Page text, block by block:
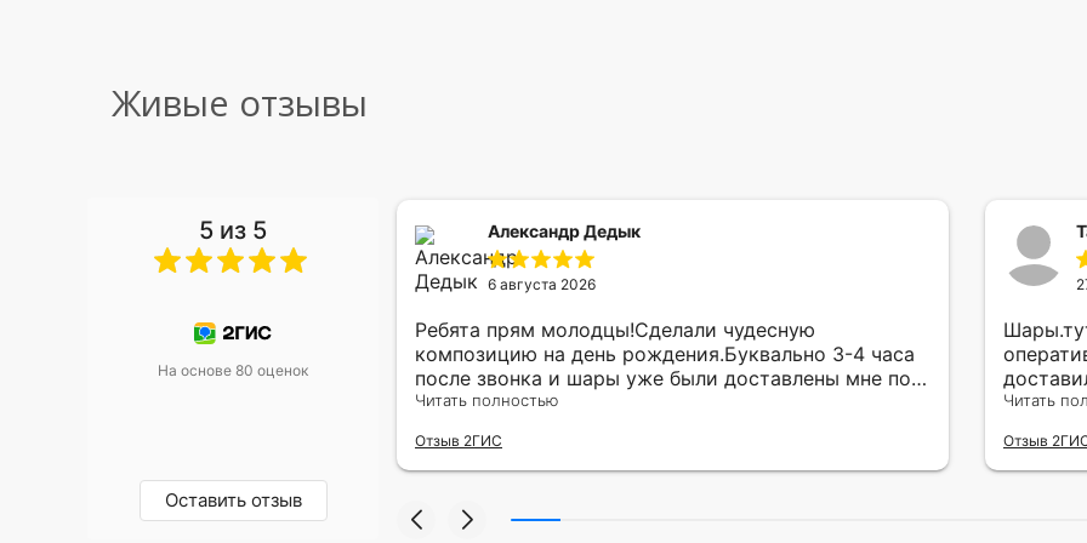
Живые отзывы
5 из 5
На основе 80 оценок
Оставить отзыв
уже два раза, отличная
Александр Дедык
6 августа 2026
Ребята прям молодцы!Сделали чудесную
композицию на день рождения.Буквально 3-4 часа
после звонка и шары уже были доставлены мне по
адресу.Качество исполнения и упаковки на 5.Жена
Читать полностью
Отзыв 2ГИС
другу в
Читать
Отзыв